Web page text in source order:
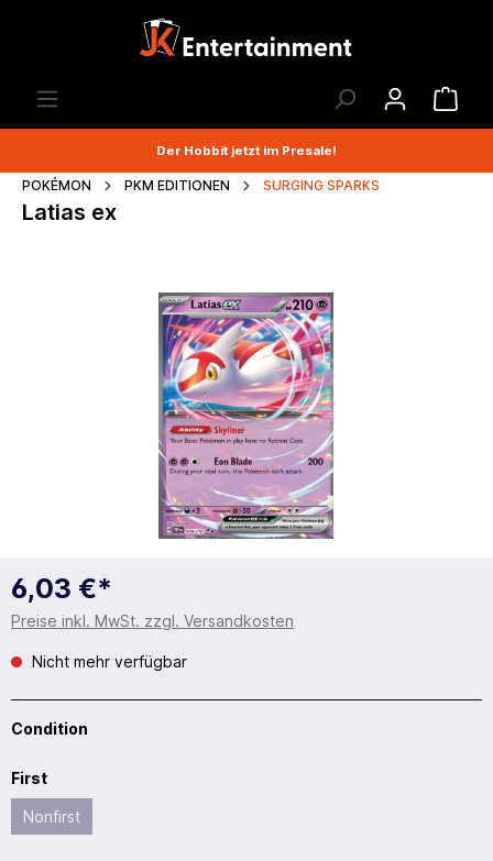
Der Hobbit jetzt im Presale!
POKÉMON PKM EDITIONEN SURGING SPARKS
Latias ex
6,03 €*
Preise inkl. MwSt. zzgl. Versandkosten
Nicht mehr verfügbar
Condition
First
Nonfirst